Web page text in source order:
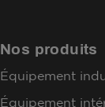
Nos produits
Équipement
Équipement